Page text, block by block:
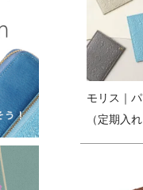
モリス｜
（定期入